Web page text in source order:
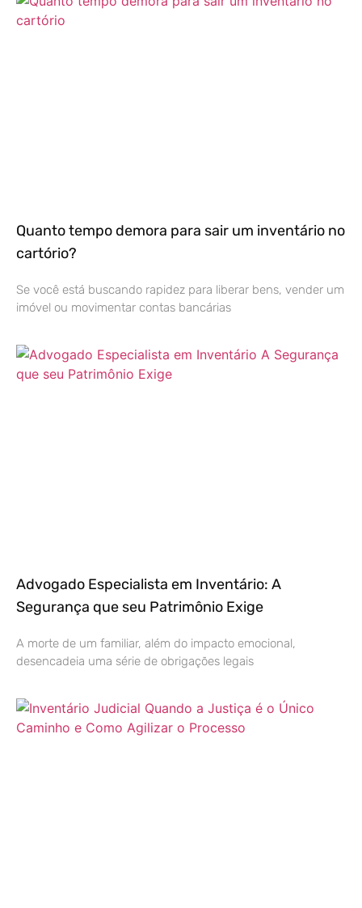
Quanto tempo demora para sair um inventário no
cartório?
Se você está buscando rapidez para liberar bens, vender um
imóvel ou movimentar contas bancárias
Advogado Especialista em Inventário: A
Segurança que seu Patrimônio Exige
A morte de um familiar, além do impacto emocional,
desencadeia uma série de obrigações legais